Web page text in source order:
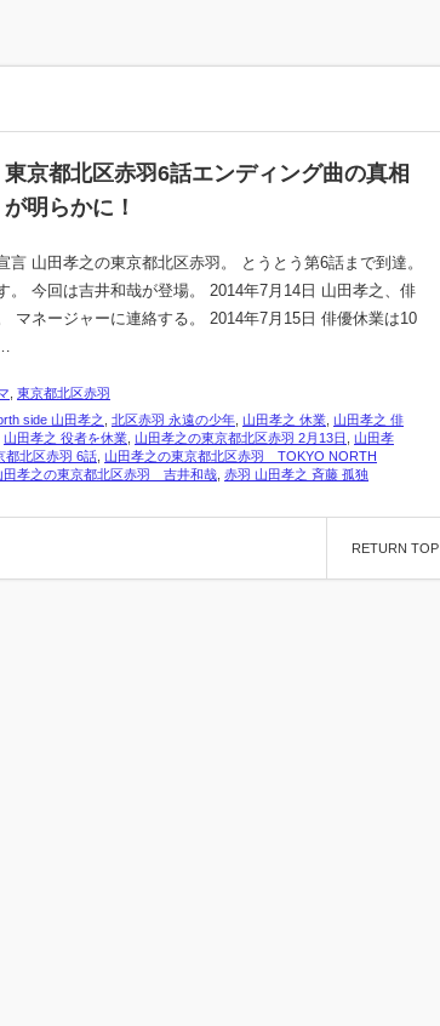
東京都北区赤羽6話エンディング曲の真相
が明らかに！
言 山田孝之の東京都北区赤羽。 とうとう第6話まで到達。
。 今回は吉井和哉が登場。 2014年7月14日 山田孝之、俳
マネージャーに連絡する。 2014年7月15日 俳優休業は10
東京都北区赤羽
side 山田孝之
北区赤羽 永遠の少年 山田孝之 休業 山田孝之 俳
山田孝之 役者を休業 山田孝之の東京都北区赤羽 2月13日
山田孝
都北区赤羽 6話 山田孝之の東京都北区赤羽 TOKYO NORTH
田孝之の東京都北区赤羽 吉井和哉 赤羽 山田孝之 斉藤 孤独
RETURN TOP